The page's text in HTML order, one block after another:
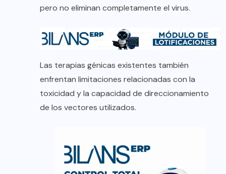
pero no eliminan completamente el virus.
Las terapias génicas existentes también
enfrentan limitaciones relacionadas con la
toxicidad y la capacidad de direccionamiento
de los vectores utilizados.